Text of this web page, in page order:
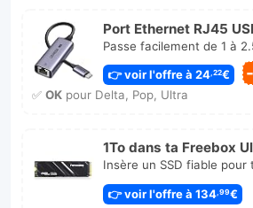
Port Ethernet RJ45
Passe facilement de 1 à
👉 voir l'offre à 24 ,22€
✅ OKpour Delta, Pop, Ultra
1To dans ta Freebox
Insère un SSD fiable pour
👉 voir l'offre à 134 ,99€